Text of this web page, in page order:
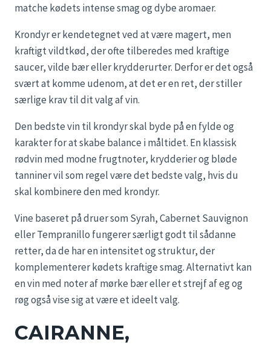
matche kødets intense smag og dybe aromaer.
Krondyr er kendetegnet ved at være magert, men
kraftigt vildtkød, der ofte tilberedes med kraftige
saucer, vilde bær eller krydderurter. Derfor er det også
svært at komme udenom, at det er en ret, der stiller
særlige krav til dit valg af vin.
Den bedste vin til krondyr skal byde på en fylde og
karakter for at skabe balance i måltidet. En klassisk
rødvin med modne frugtnoter, krydderier og bløde
tanniner vil som regel være det bedste valg, hvis du
skal kombinere den med krondyr.
Vine baseret på druer som Syrah, Cabernet Sauvignon
eller Tempranillo fungerer særligt godt til sådanne
retter, da de har en intensitet og struktur, der
komplementerer kødets kraftige smag. Alternativt kan
en vin med noter af mørke bær eller et strejf af eg og
røg også vise sig at være et ideelt valg.
CAIRANNE,